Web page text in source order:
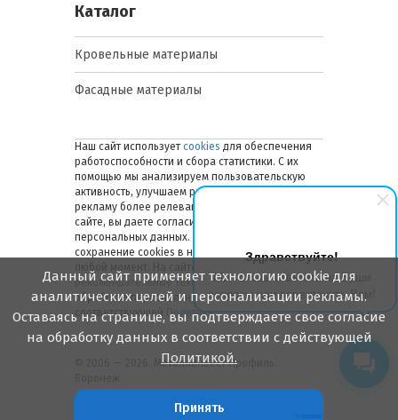
Здравствуйте!
Мы готовы ответить на Ваши
вопросы или перезвонить Вам!
Каталог
Кровельные материалы
Фасадные материалы
Наш сайт использует cookies для обеспечения
работоспособности и сбора статистики. С их
помощью мы анализируем пользовательскую
активность, улучшаем работу сайта и делаем
рекламу более релевантной. Оставаясь на
сайте, вы даете согласие на обработку ваших
персональных данных. Вы можете отключить
сохранение cookies в настройках браузера в
любой момент. На сайте также применяются
рекомендательные технологии. Подробнее об
обработке персональных данных — в
соответствующей
Политике.
© 2006 — 2026. Металлинвест Профиль.
Данный сайт применяет технологию cookie для
аналитических целей и персонализации рекламы.
Оставаясь на странице, вы подтверждаете свое согласие
на обработку данных в соответствии с действующей
Политикой.
Принять